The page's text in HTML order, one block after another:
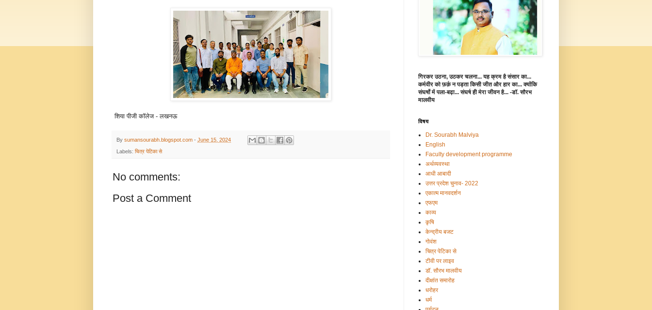
शिया पीजी कॉलेज - लखनऊ
By sumansourabh.blogspot.com - June 15, 2024
Labels: चित्र पेटिका से
No comments:
Post a Comment
गिरकर उठना, उठकर चलना... यह क्रम है संसार का...
कर्मवीर को फ़र्क़ न पड़ता किसी जीत और हार का... क्योंकि
संघर्षों में पला-बढ़ा... संघर्ष ही मेरा जीवन है... -डॉ. सौरभ
मालवीय
विषय
Dr. Sourabh Malviya
English
Faculty development programme
अर्थव्यवस्था
आधी आबादी
उत्तर प्रदेश चुनाव- 2022
एकात्म मानवदर्शन
एफएम
काव्य
कृषि
केन्द्रीय बजट
गोवंश
चित्र पेटिका से
टीवी पर लाइव
डॉ. सौरभ मालवीय
दीक्षांत समारोह
धरोहर
धर्म